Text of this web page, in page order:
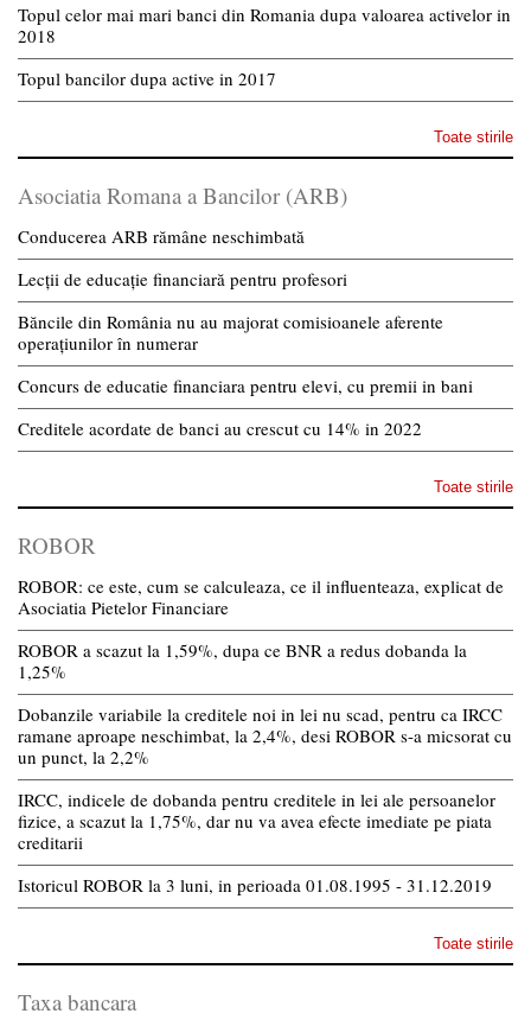
Topul celor mai mari banci din Romania dupa valoarea activelor in
2018
Topul bancilor dupa active in 2017
Toate stirile
Asociatia Romana a Bancilor (ARB)
Conducerea ARB rămâne neschimbată
Lecții de educație financiară pentru profesori
Băncile din România nu au majorat comisioanele aferente
operațiunilor în numerar
Concurs de educatie financiara pentru elevi, cu premii in bani
Creditele acordate de banci au crescut cu 14% in 2022
Toate stirile
ROBOR
ROBOR: ce este, cum se calculeaza, ce il influenteaza, explicat de
Asociatia Pietelor Financiare
ROBOR a scazut la 1,59%, dupa ce BNR a redus dobanda la
1,25%
Dobanzile variabile la creditele noi in lei nu scad, pentru ca IRCC
ramane aproape neschimbat, la 2,4%, desi ROBOR s-a micsorat cu
un punct, la 2,2%
IRCC, indicele de dobanda pentru creditele in lei ale persoanelor
fizice, a scazut la 1,75%, dar nu va avea efecte imediate pe piata
creditarii
Istoricul ROBOR la 3 luni, in perioada 01.08.1995 - 31.12.2019
Toate stirile
Taxa bancara